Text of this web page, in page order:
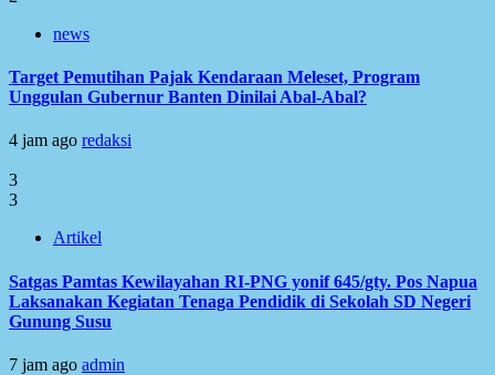
news
Target Pemutihan Pajak Kendaraan Meleset, Program
Unggulan Gubernur Banten Dinilai Abal-Abal?
4 jam ago redaksi
3
3
Artikel
Satgas Pamtas Kewilayahan RI-PNG yonif 645/gty. Pos Napua
Laksanakan Kegiatan Tenaga Pendidik di Sekolah SD Negeri
Gunung Susu
7 jam ago admin